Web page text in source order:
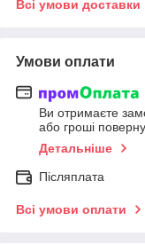
Всі умови доставки
Умови оплати
Ви отримаєте
або гроші
Детальніше
Післяплата
Всі умови оплати